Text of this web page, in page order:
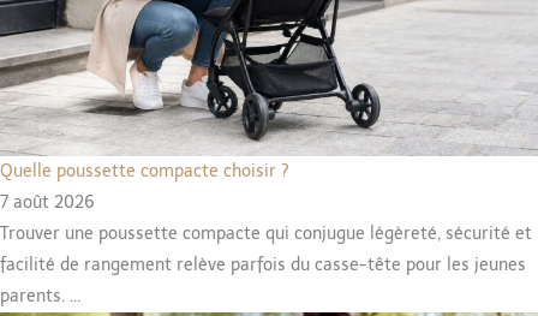
Quelle poussette compacte choisir ?
7 août 2026
Trouver une poussette compacte qui conjugue légèreté, sécurité et
facilité de rangement relève parfois du casse-tête pour les jeunes
parents. ...